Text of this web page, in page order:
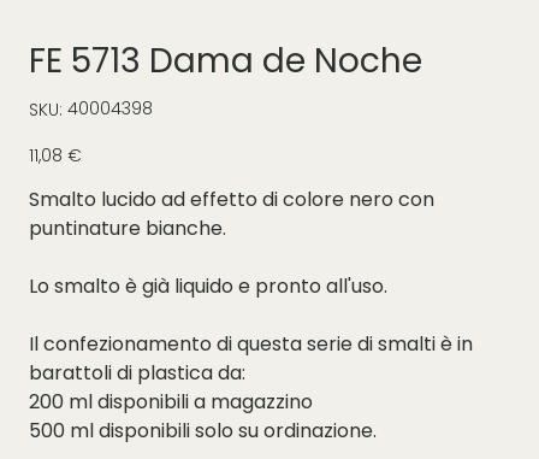
FE 5713 Dama de Noche
SKU:
SKU
40004398
40004398
Prezzo
11,08 €
Smalto lucido ad effetto di colore nero con
puntinature bianche.
Lo smalto è già liquido e pronto all'uso.
Il confezionamento di questa serie di smalti è in
barattoli di plastica da:
200 ml disponibili a magazzino
500 ml disponibili solo su ordinazione.